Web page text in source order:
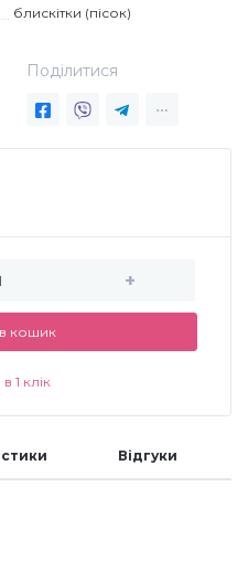
блискітки (пісок)
Поділитися
+
кошик
1 клік
Відгуки